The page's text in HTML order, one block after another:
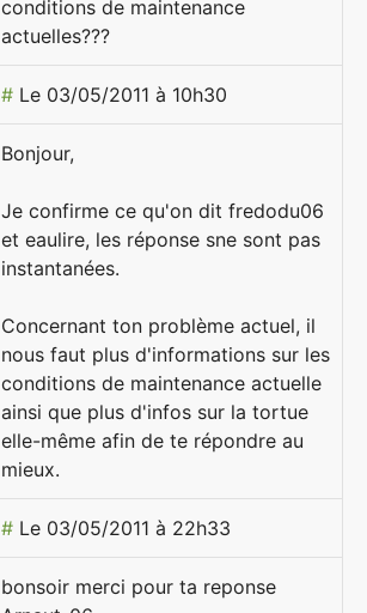
conditions de maintenance
actuelles???
# Le 03/05/2011 à 10h30
Bonjour,
Je confirme ce qu'on dit fredodu06
et eaulire, les réponse sne sont pas
instantanées.
Concernant ton problème actuel, il
nous faut plus d'informations sur les
conditions de maintenance actuelle
ainsi que plus d'infos sur la tortue
elle-même afin de te répondre au
mieux.
# Le 03/05/2011 à 22h33
bonsoir merci pour ta reponse